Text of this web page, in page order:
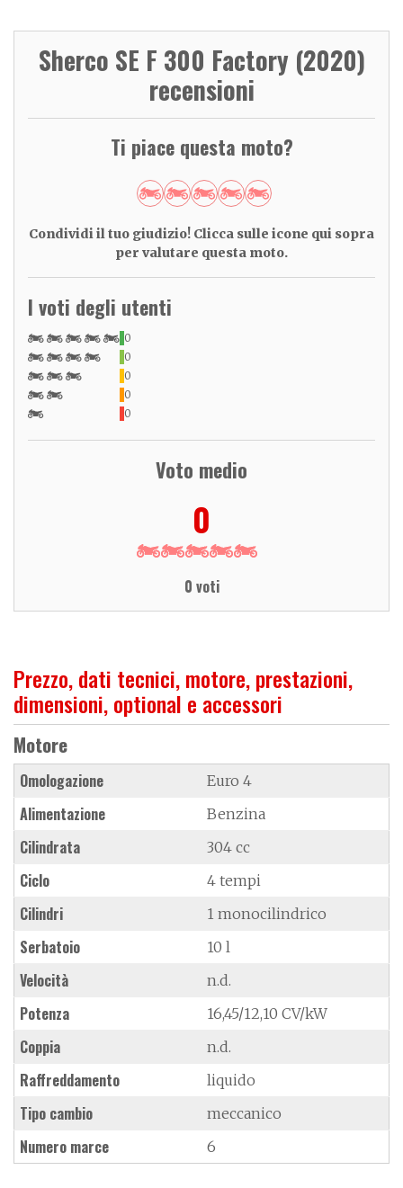
Sherco SE F 300 Factory (2020)
recensioni
Ti piace questa moto?
Condividi il tuo giudizio! Clicca sulle icone qui sopra
per valutare questa moto.
I voti degli utenti
0
0
0
0
0
Voto medio
0
0 voti
Prezzo, dati tecnici, motore, prestazioni,
dimensioni, optional e accessori
Motore
Omologazione Euro 4
Alimentazione Benzina
Cilindrata 304 cc
Ciclo 4 tempi
Cilindri 1 monocilindrico
Serbatoio 10 l
Velocità n.d.
Potenza 16,45/12,10 CV/kW
Coppia n.d.
Raffreddamento liquido
Tipo cambio meccanico
Numero marce 6